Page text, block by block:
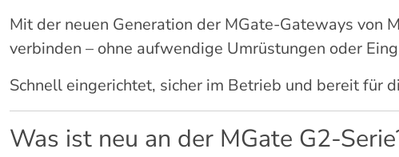
Mit der neuen Generation der MGate-Gateways von
verbinden – ohne aufwendige Umrüstungen oder
Schnell eingerichtet, sicher im Betrieb und bereit für
Was ist neu an der MGate G2-